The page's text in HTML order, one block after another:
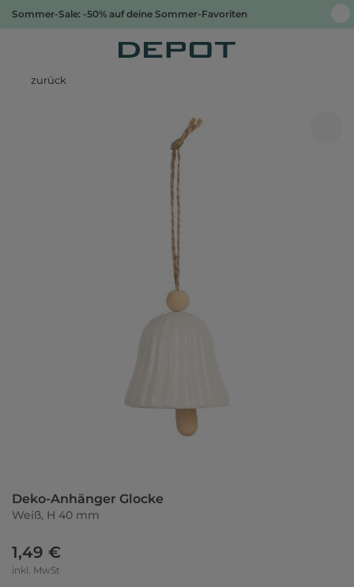
Sommer-Sale: -50% auf deine Sommer-Favoriten
zurück
Deko-Anhänger Glocke
Weiß, H 40 mm
1,49 €
inkl. MwSt